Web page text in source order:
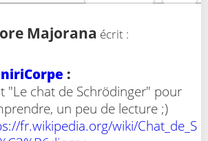
Majorana écrit :
:
"Le chat de Schrödinger" pour
un peu de lecture ;)
fr.wikipedia.org/wiki/Chat_de_S